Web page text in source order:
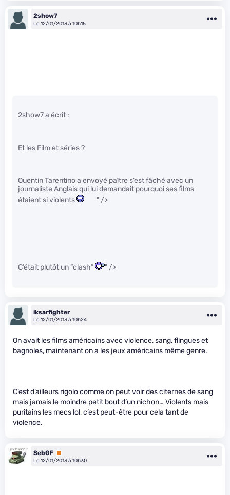
2show7
Le 12/01/2013 à 10h15
2show7 a écrit :
Et les Film et séries ?
Quentin Tarentino a envoyé paître s’est fâché avec un
journaliste Anglais qui lui demandait pourquoi ses films
étaient si violents
" />
C’était plutôt un “clash” " />
iksarfighter
Le 12/01/2013 à 10h24
On avait les films américains avec violence, sang, flingues et
bagnoles, maintenant on a les jeux américains même genre.
C’est d’ailleurs rigolo comme on peut voir des citernes de sang
mais jamais le moindre petit bout d’un nichon… Violents mais
puritains les mecs lol, c’est peut-être pour cela tant de
violence.
SebGF Premium
Le 12/01/2013 à 10h30